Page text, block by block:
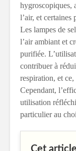
hygroscopiques,
l’air, et certaines
Les lampes de
l’air ambiant et
purifiée.
contribuer à
respiration, et
Cependant,
utilisation
particulier au
Cet